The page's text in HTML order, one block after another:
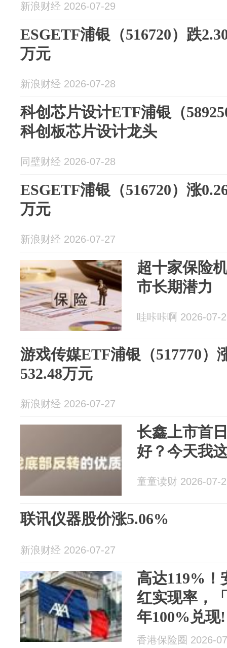
新浪财经 2026-07-29
ESGETF浦银（516720）跌
万元
新浪财经 2026-07-28
科创芯片设计ETF浦银（
科创板芯片设计龙头
同壁财经 2026-07-28
ESGETF浦银（516720）涨
万元
新浪财经 2026-07-27
超十家保险
市长期潜力
哇咔咔啊 2026-07-
游戏传媒ETF浦银（517770）
532.48万元
新浪财经 2026-07-27
长鑫上市首
好？今天我
童童读财 2026-07-
联讯仪器股价涨5.06%
新浪财经 2026-07-27
高达119%！
红实现率，
年100%兑现!
香港保险圈 2026-